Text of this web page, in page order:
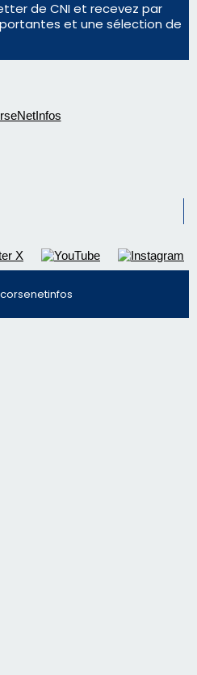
de CNI et recevez par
et une sélection de